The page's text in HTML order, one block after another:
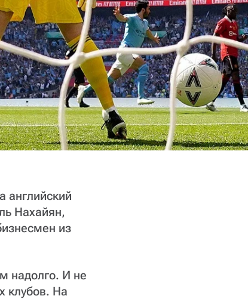
английский
Нахайян,
из
надолго. И не
клубов. На